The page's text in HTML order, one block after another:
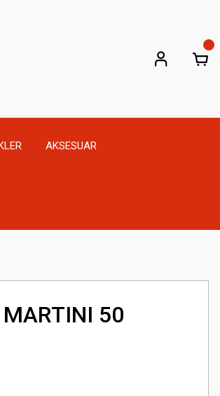
AKSESUAR
MARTINI 50